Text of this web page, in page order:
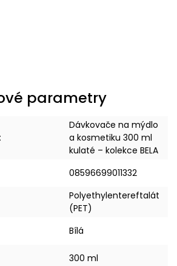
parametry
:
Dávkovače na mýdlo
a kosmetiku 300 ml
kulaté – kolekce BELA
08596699011332
Polyethylentereftalát
(PET)
Bílá
300 ml